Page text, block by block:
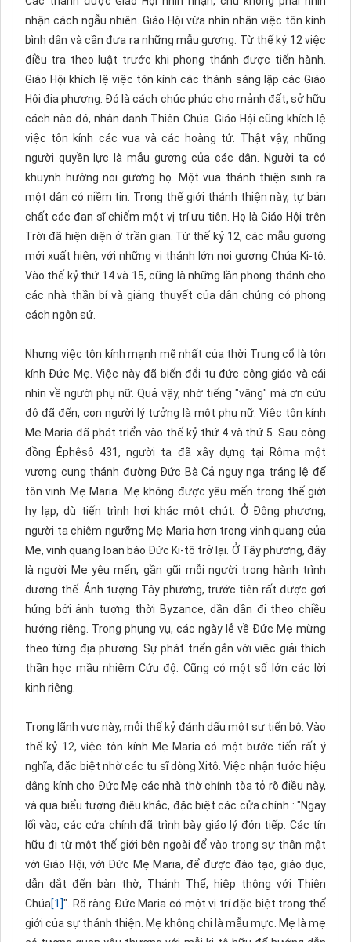
nhận cách ngẫu nhiên. Giáo Hội vừa nhìn nhận việc tôn kính
bình dân và cần đưa ra những mẫu gương. Từ thế kỷ 12 việc
điều tra theo luật trước khi phong thánh được tiến hành.
Giáo Hội khích lệ việc tôn kính các thánh sáng lập các Giáo
Hội địa phương. Đó là cách chúc phúc cho mảnh đất, sở hữu
cách nào đó, nhân danh Thiên Chúa. Giáo Hội cũng khích lệ
việc tôn kính các vua và các hoàng tử. Thật vậy, những
người quyền lực là mẫu gương của các dân. Người ta có
khuynh hướng noi gương họ. Một vua thánh thiện sinh ra
một dân có niềm tin. Trong thế giới thánh thiện này, tự bản
chất các đan sĩ chiếm một vị trí ưu tiên. Họ là Giáo Hội trên
Trời đã hiện diện ở trần gian. Từ thế kỷ 12, các mẫu gương
mới xuất hiện, với những vị thánh lớn noi gương Chúa Ki-tô.
Vào thế kỷ thứ 14 và 15, cũng là những lần phong thánh cho
các nhà thần bí và giảng thuyết của dân chúng có phong
cách ngôn sứ.
Nhưng việc tôn kính mạnh mẽ nhất của thời Trung cổ là tôn
kính Đức Mẹ. Việc này đã biến đổi tu đức công giáo và cái
nhìn về người phụ nữ. Quả vậy, nhờ tiếng "vâng" mà ơn cứu
độ đã đến, con người lý tưởng là một phụ nữ. Việc tôn kính
Mẹ Maria đã phát triển vào thế kỷ thứ 4 và thứ 5. Sau công
đồng Êphêsô 431, người ta đã xây dựng tại Rôma một
vương cung thánh đường Đức Bà Cả nguy nga tráng lệ để
tôn vinh Mẹ Maria. Mẹ không được yêu mến trong thế giới
hy lạp, dù tiến trình hơi khác một chút. Ở Đông phương,
người ta chiêm ngưỡng Mẹ Maria hơn trong vinh quang của
Mẹ, vinh quang loan báo Đức Ki-tô trở lại. Ở Tây phương, đây
là người Mẹ yêu mến, gần gũi mỗi người trong hành trình
dương thế. Ảnh tượng Tây phương, trước tiên rất được gợi
hứng bởi ảnh tượng thời Byzance, dần dần đi theo chiều
hướng riêng. Trong phụng vụ, các ngày lễ về Đức Mẹ mừng
theo từng địa phương. Sự phát triển gắn với việc giải thích
thần học mầu nhiệm Cứu độ. Cũng có một số lớn các lời
kinh riêng.
Trong lãnh vực này, mỗi thế kỷ đánh dấu một sự tiến bộ. Vào
thế kỷ 12, việc tôn kính Mẹ Maria có một bước tiến rất ý
nghĩa, đặc biệt nhờ các tu sĩ dòng Xitô. Việc nhận tước hiệu
dâng kính cho Đức Mẹ các nhà thờ chính tòa tỏ rõ điều này,
và qua biểu tượng điêu khắc, đặc biệt các cửa chính : "Ngay
lối vào, các cửa chính đã trình bày giáo lý đón tiếp. Các tín
hữu đi từ một thế giới bên ngoài để vào trong sự thân mật
với Giáo Hội, với Đức Mẹ Maria, để được đào tạo, giáo dục,
dẫn dắt đến bàn thờ, Thánh Thể, hiệp thông với Thiên
Chúa[1]". Rõ ràng Đức Maria có một vị trí đặc biệt trong thế
giới của sự thánh thiện. Mẹ không chỉ là mẫu mực. Mẹ là mẹ